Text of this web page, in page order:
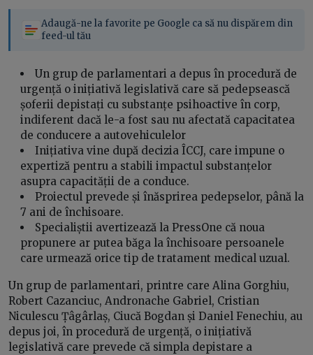
Adaugă-ne la favorite pe Google ca să nu dispărem din
feed-ul tău
Un grup de parlamentari a depus în procedură de
urgență o inițiativă legislativă care să pedepsească
șoferii depistați cu substanțe psihoactive în corp,
indiferent dacă le-a fost sau nu afectată capacitatea
de conducere a autovehiculelor
Inițiativa vine după decizia ÎCCJ, care impune o
expertiză pentru a stabili impactul substanțelor
asupra capacității de a conduce.
Proiectul prevede și înăsprirea pedepselor, până la
7 ani de închisoare.
Specialiștii avertizează la PressOne că noua
propunere ar putea băga la închisoare persoanele
care urmează orice tip de tratament medical uzual.
Un grup de parlamentari, printre care Alina Gorghiu,
Robert Cazanciuc, Andronache Gabriel, Cristian
Niculescu Țâgârlaș, Ciucă Bogdan și Daniel Fenechiu, au
depus joi, în procedură de urgență, o inițiativă
legislativă care prevede că simpla depistare a